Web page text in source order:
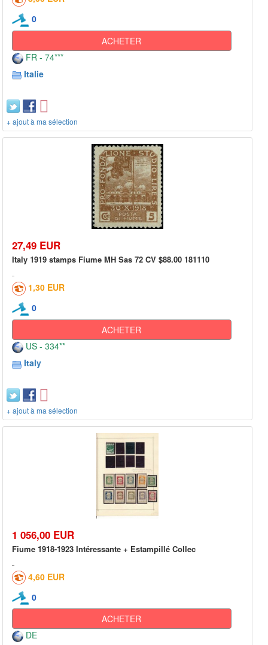
0
ACHETER
FR - 74***
Italie
+ ajout à ma sélection
27,49 EUR
Italy 1919 stamps Fiume MH Sas 72 CV $88.00 181110
1,30 EUR
0
ACHETER
US - 334**
Italy
+ ajout à ma sélection
1 056,00 EUR
Fiume 1918-1923 Intéressante + Estampillé Collec
4,60 EUR
0
ACHETER
DE